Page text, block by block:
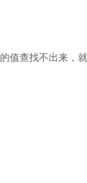
值查找不出来，就